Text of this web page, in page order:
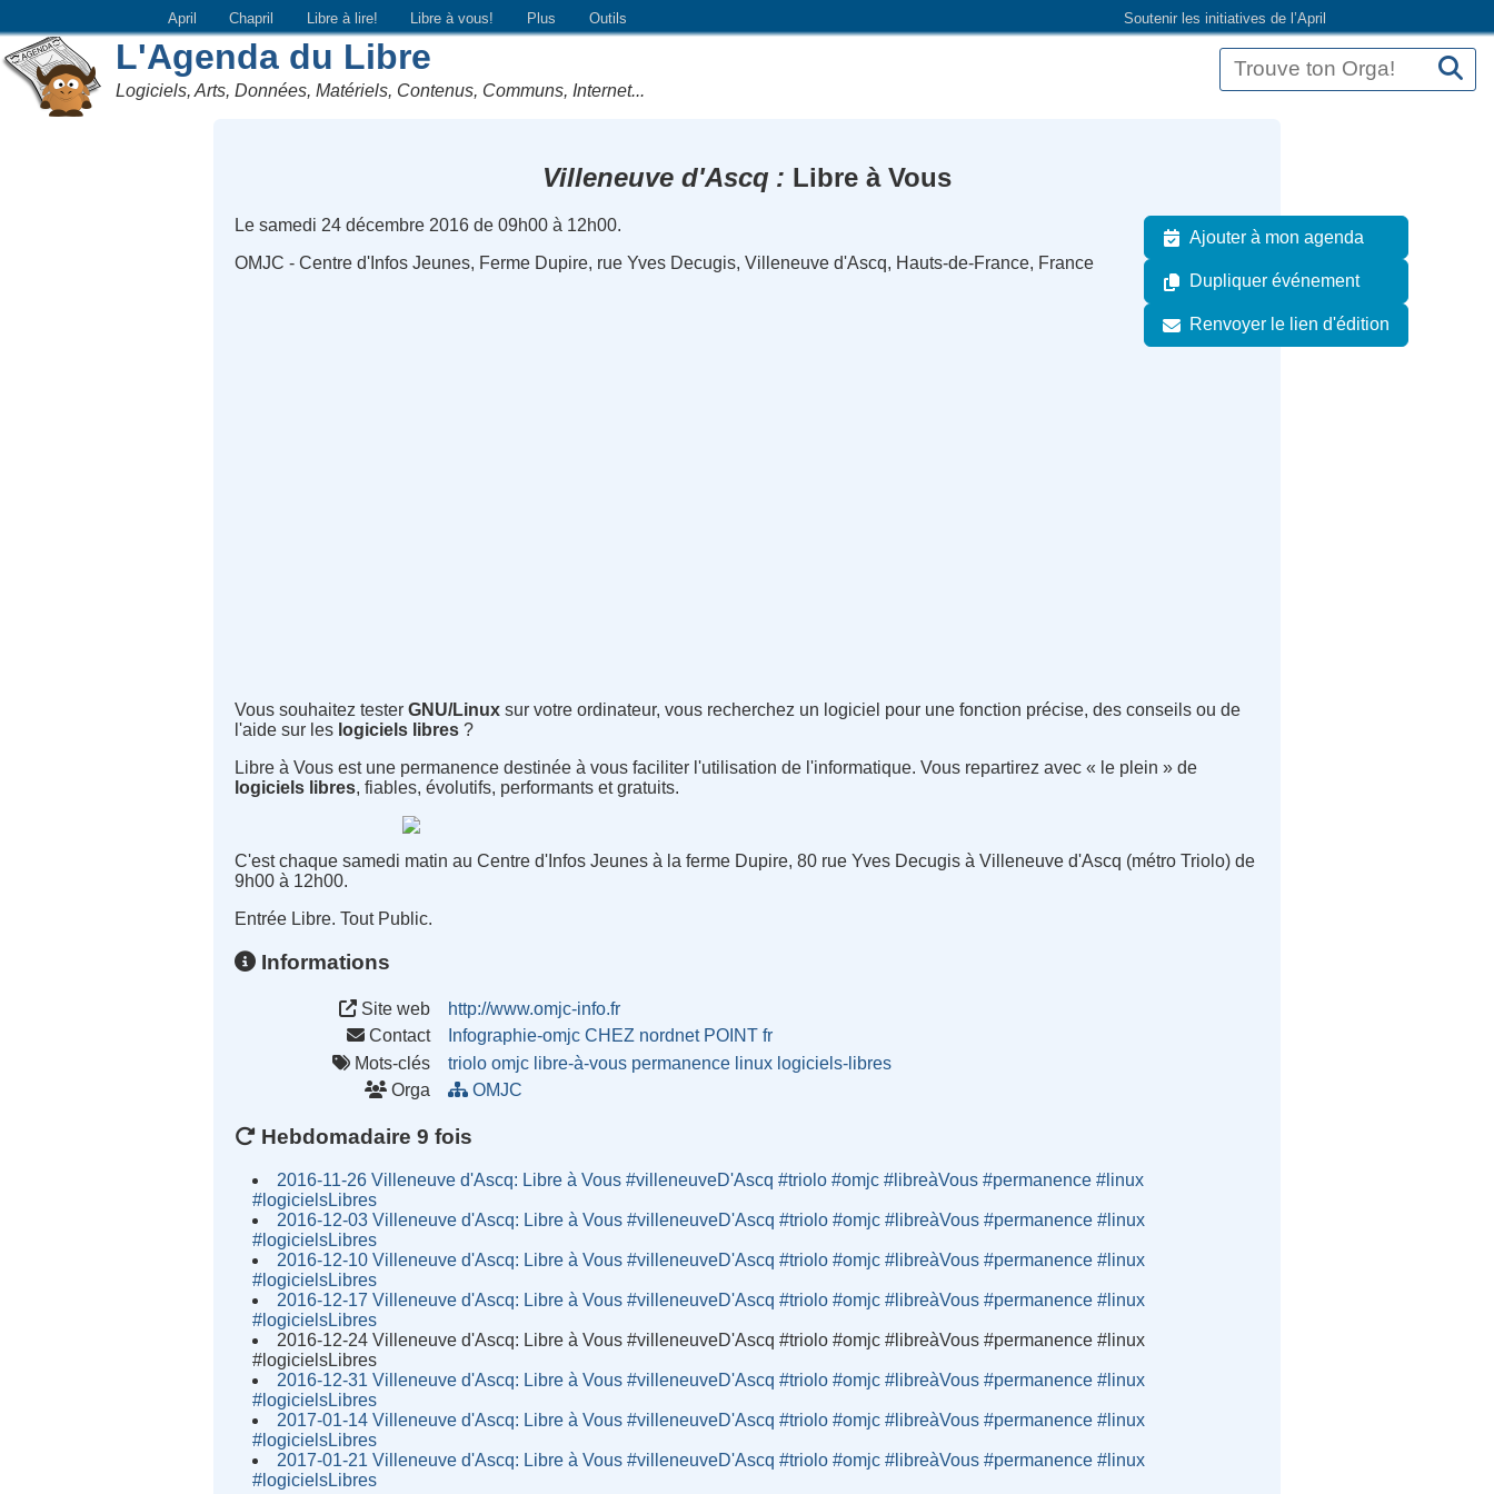
Soutenir les initiatives de l’April
April Chapril Libre à lire! Libre à vous! Plus Outils
L'Agenda du Libre
Logiciels, Arts, Données, Matériels, Contenus, Communs, Internet...
Villeneuve d'Ascq Libre à Vous
Ajouter à mon agenda
Dupliquer événement
Renvoyer le lien d'édition
Le samedi 24 décembre 2016 de 09h00 à 12h00.
OMJC - Centre d'Infos Jeunes, Ferme Dupire, rue Yves Decugis, Villeneuve d'Ascq, Hauts-de-France, France
Vous souhaitez testerGNU/Linux sur votre ordinateur, vous recherchez un logiciel pour une fonction précise, des conseils ou de
l'aide sur les logiciels libres ?
Libre à Vous est une permanence destinée à vous faciliter l'utilisation de l'informatique. Vous repartirez avec « le plein » de
logiciels libres, fiables, évolutifs, performants et gratuits.
C'est chaque samedi matin au Centre d'Infos Jeunes à la ferme Dupire, 80 rue Yves Decugis à Villeneuve d'Ascq (métro Triolo) de
9h00 à 12h00.
Entrée Libre. Tout Public.
Informations
Site web
http://www.omjc-info.fr
Contact
Infographie-omjc CHEZ nordnet POINT fr
Mots-clés
triolo omjc libre-à-vous permanence linux logiciels-libres
Orga
OMJC
Hebdomadaire 9 fois
2016-11-26 Villeneuve d'Ascq: Libre à Vous #villeneuveD'Ascq #triolo #omjc #libreàVous #permanence #linux
#logicielsLibres
2016-12-03 Villeneuve d'Ascq: Libre à Vous #villeneuveD'Ascq #triolo #omjc #libreàVous #permanence #linux
#logicielsLibres
2016-12-10 Villeneuve d'Ascq: Libre à Vous #villeneuveD'Ascq #triolo #omjc #libreàVous #permanence #linux
#logicielsLibres
2016-12-17 Villeneuve d'Ascq: Libre à Vous #villeneuveD'Ascq #triolo #omjc #libreàVous #permanence #linux
#logicielsLibres
2016-12-24 Villeneuve d'Ascq: Libre à Vous #villeneuveD'Ascq #triolo #omjc #libreàVous #permanence #linux
#logicielsLibres
2016-12-31 Villeneuve d'Ascq: Libre à Vous #villeneuveD'Ascq #triolo #omjc #libreàVous #permanence #linux
#logicielsLibres
2017-01-14 Villeneuve d'Ascq: Libre à Vous #villeneuveD'Ascq #triolo #omjc #libreàVous #permanence #linux
#logicielsLibres
2017-01-21 Villeneuve d'Ascq: Libre à Vous #villeneuveD'Ascq #triolo #omjc #libreàVous #permanence #linux
#logicielsLibres